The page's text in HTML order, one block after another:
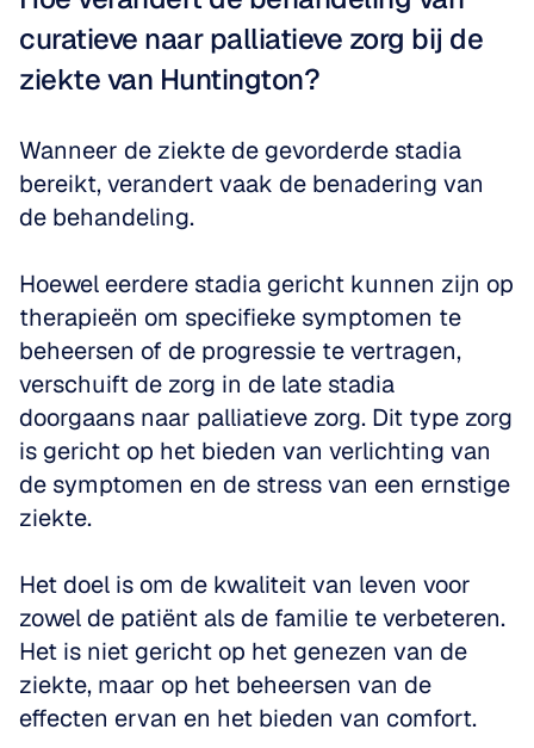
curatieve naar palliatieve zorg bij de
ziekte van Huntington?
Wanneer de ziekte de gevorderde stadia
bereikt, verandert vaak de benadering van
de behandeling.
Hoewel eerdere stadia gericht kunnen zijn op
therapieën om specifieke symptomen te
beheersen of de progressie te vertragen,
verschuift de zorg in de late stadia
doorgaans naar palliatieve zorg. Dit type zorg
is gericht op het bieden van verlichting van
de symptomen en de stress van een ernstige
ziekte.
Het doel is om de kwaliteit van leven voor
zowel de patiënt als de familie te verbeteren.
Het is niet gericht op het genezen van de
ziekte, maar op het beheersen van de
effecten ervan en het bieden van comfort.